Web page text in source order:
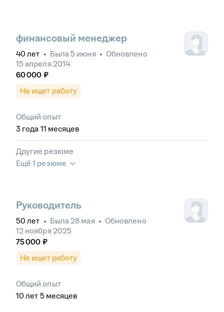
финансовый менеджер
40 лет • Была5 июня • Обновлено
15 апреля 2014
60 000 ₽
Не ищет работу
Общий опыт
3 года 11 месяцев
Другие резюме
Ещё 1 резюме
Руководитель
50 лет • Была 28 мая • Обновлено
12 ноября 2025
75 000 ₽
Не ищет работу
Общий опыт
10 лет 5 месяцев